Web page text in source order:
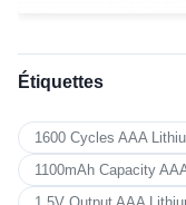
Étiquettes
1600 Cycles AAA
1100mAh Capacity